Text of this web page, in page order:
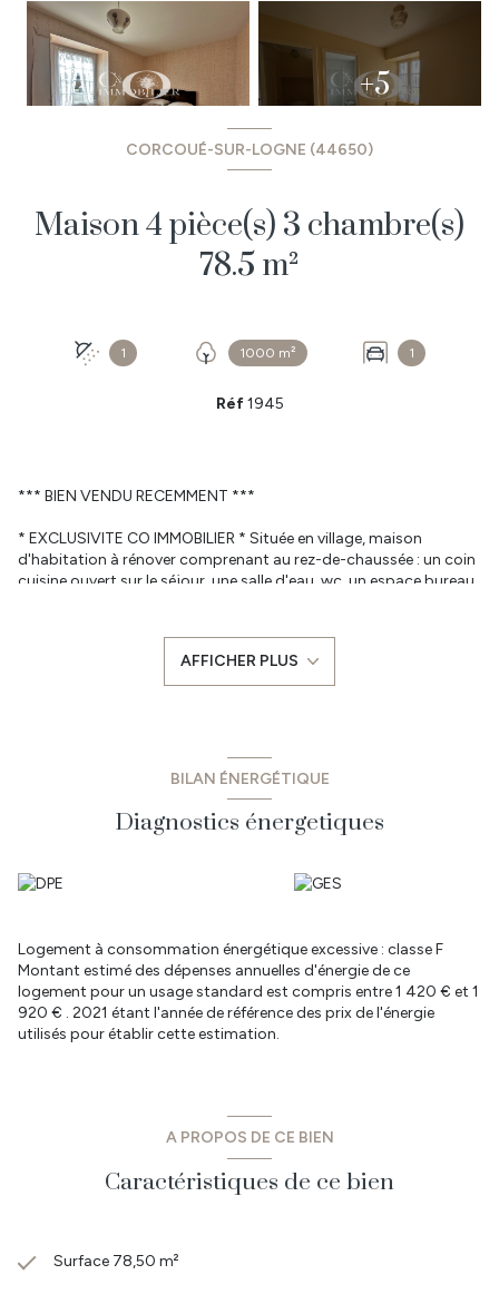
+5
CORCOUÉ-SUR-LOGNE (44650)
Maison 4 pièce(s) 3 chambre(s)
78.5 m²
1 1000 m² 1
Réf1945
*** BIEN VENDU RECEMMENT ***
* EXCLUSIVITE CO IMMOBILIER * Située en village, maison
d'habitation à rénover comprenant au rez-de-chaussée : un coin
cuisine ouvert sur le séjour, une salle d'eau, wc, un espace bureau
de 1000 m² environ avec une dépendance attenante et un
garage non attenant. Le bien est raccordé en télécom, électricité
et au tout à l'égout. Le compteur d'eau est installé, le
sont disponibles sur le site Géorisques : www.georisques.gouv.fr
l'acquéreur.
AFFICHER PLUS
BILAN ÉNERGÉTIQUE
Diagnostics énergetiques
Logement à consommation énergétique excessive : classe F
Montant estimé des dépenses annuelles d'énergie de ce
logement pour un usage standard est compris entre 1 420 € et 1
920 € . 2021 étant l'année de référence des prix de l'énergie
utilisés pour établir cette estimation.
A PROPOS DE CE BIEN
Caractéristiques de ce bien
Surface 78,50 m²